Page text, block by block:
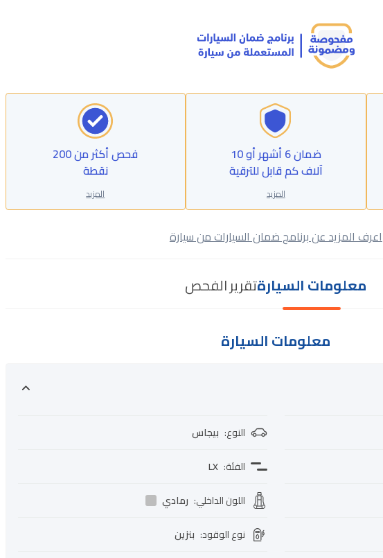
ضمان 6 أشهر أو 10
آلاف كم قابل للترقية
المزيد
فحص أكثر من 200
نقطة
المزيد
اعرف المزيد عن برنامج ضمان السيارات من سيارة
معلومات السيارةتقرير الفحص
معلومات السيارة
النوع: بيجاس
الفئة:
LX
اللون الداخلي: رمادي
نوع الوقود: بنزين